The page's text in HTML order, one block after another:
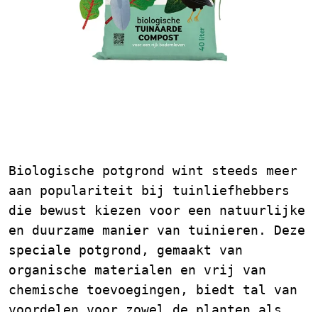
Biologische potgrond wint steeds meer
aan populariteit bij tuinliefhebbers
die bewust kiezen voor een natuurlijke
en duurzame manier van tuinieren. Deze
speciale potgrond, gemaakt van
organische materialen en vrij van
chemische toevoegingen, biedt tal van